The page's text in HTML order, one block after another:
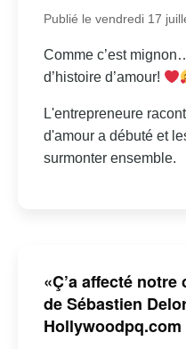
Publié le vendredi 17
Comme c’est
d’histoire d’amour!
L'entrepreneure
d'amour a débuté et
surmonter ensemble.
«Ç’a affecté notre
de Sébastien
Hollywoodpq.com